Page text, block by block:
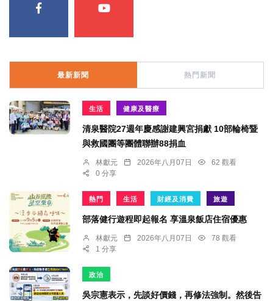
最新新聞 熱門新聞
生活 健康及醫療
清泉醫院27週年慶感謝建興宮捐獻 10部輪椅暨
與救國團等團體聯辦88捐血
林獻元 2026年八月07日
62 觀看
0 分享
熱門 生活 財經及消費 旅遊
部落健行遊程即起報名 享溫泉飯店住宿優惠
林獻元 2026年八月07日
78 觀看
1 分享
政治
吳宗憲表示，先談好價錢，再修法強制。然後告